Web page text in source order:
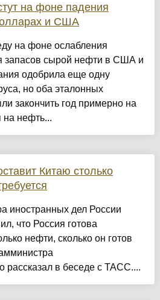
на фоне падения
и США
на фоне ослабления
запасов сырой нефти в США и
одобрила еще одну
но оба эталонных
закончить год примерно на
нефть...
Китаю столько
иностранных дел России
что Россия готова
нефти, сколько он готов
рассказал в беседе с ТАСС....